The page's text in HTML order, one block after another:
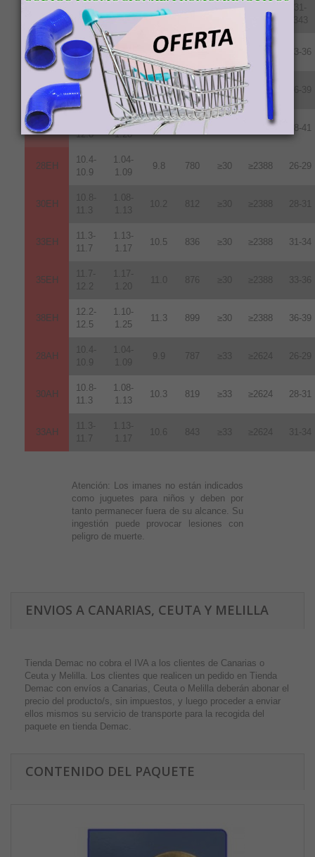
33UH
11.3-
11.7
1.17
10.7 852 ≥1990
31-
343
35UH
11.8-
12.2
1.18-
1.22
10.8 860 ≥1990 33-36
38UH
12.2-
12.5
1.22-
1.25
11.0 876 ≥25 ≥1990 36-39
40UH
12.8
1.24-
1.28
11.3 ≥1990 38-41
28EH
10.4-
10.9
1.04-
1.09
9.8 780 ≥30 ≥2388 26-29
30EH
10.8-
11.3
1.08-
1.13
10.2 812 ≥30 ≥2388 28-31
33EH
11.3-
11.7
1.13-
1.17
10.5 836 ≥30 ≥2388 31-34
35EH
11.7-
12.2
1.17-
1.20
11.0 876 ≥30 ≥2388 33-36
38EH
12.2-
12.5
1.10-
1.25
11.3 899 ≥30 ≥2388 36-39
28AH
10.4-
10.9
1.04-
1.09
9.9 787 ≥33 ≥2624 26-29
30AH
10.8-
11.3
1.08-
1.13
10.3 819 ≥33 ≥2624 28-31
33AH
11.3-
11.7
1.13-
1.17
10.6 843 ≥33 ≥2624 31-34
Atención: Los imanes no están indicados
como juguetes para niños y deben por
tanto permanecer fuera de su alcance. Su
ingestión puede provocar lesiones con
peligro de muerte.
ENVIOS A CANARIAS, CEUTA Y MELILLA
Tienda Demac no cobra el IVA a los clientes de Canarias o
Ceuta y Melilla. Los clientes que realicen un pedido en Tienda
Demac con envíos a Canarias, Ceuta o Melilla deberán abonar el
precio del producto/s, sin impuestos, y luego proceder a enviar
ellos mismos su servicio de transporte para la recogida del
paquete en tienda Demac.
CONTENIDO DEL PAQUETE